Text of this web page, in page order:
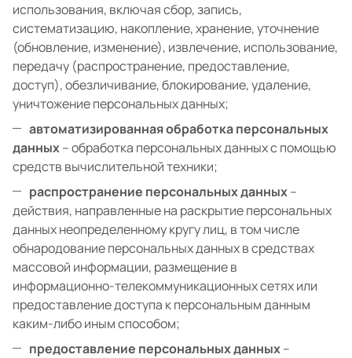
использования, включая сбор, запись,
систематизацию, накопление, хранение, уточнение
(обновление, изменение), извлечение, использование,
передачу (распространение, предоставление,
доступ), обезличивание, блокирование, удаление,
уничтожение персональных данных;
автоматизированная обработка персональных
данных– обработка персональных данных с помощью
средств вычислительной техники;
распространение персональных данных–
действия, направленные на раскрытие персональных
данных неопределенному кругу лиц, в том числе
обнародование персональных данных в средствах
массовой информации, размещение в
информационно-телекоммуникационных сетях или
предоставление доступа к персональным данным
каким-либо иным способом;
предоставление персональных данных–